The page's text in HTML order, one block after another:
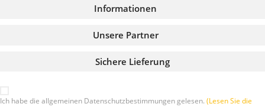
Informationen
Sichere Lieferung
Unsere Partner
Ich habe die allgemeinen Datenschutzbestimmungen gelesen. (Lesen Sie die